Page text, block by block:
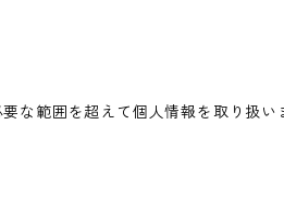
な範囲を超えて個人情報を取り扱い